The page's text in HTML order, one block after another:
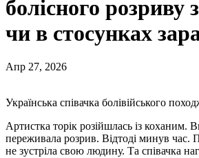
болісного розриву
чи в стосунках
Апр 27, 2026
Українська співачка болівійського
Артистка торік розійшлась із коханим.
переживала розрив. Відтоді минув час.
не зустріла свою людину. Та співачка